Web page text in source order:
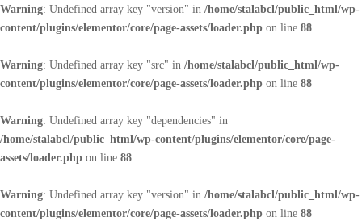
Warning: Undefined array key "version" in /home/stalabcl/public_html/wp-
content/plugins/elementor/core/page-assets/loader.php on line 88
Warning: Undefined array key "src" in /home/stalabcl/public_html/wp-
content/plugins/elementor/core/page-assets/loader.php on line 88
Warning: Undefined array key "dependencies" in
/home/stalabcl/public_html/wp-content/plugins/elementor/core/page-
assets/loader.php on line 88
Warning: Undefined array key "version" in /home/stalabcl/public_html/wp-
content/plugins/elementor/core/page-assets/loader.php on line 88